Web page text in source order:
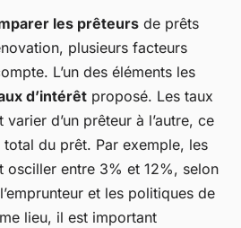
les prêteurs de prêts
plusieurs facteurs
L’un des éléments les
d’intérêt proposé. Les taux
d’un prêteur à l’autre, ce
du prêt. Par exemple, les
osciller entre 3% et 12%, selon
et les politiques de
lieu, il est important